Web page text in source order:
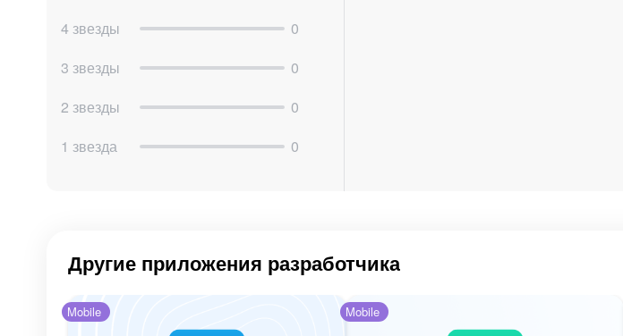
4 звезды
0
3 звезды
0
2 звезды
0
1 звезда
0
Другие приложения разработчика
Mobile Mobile